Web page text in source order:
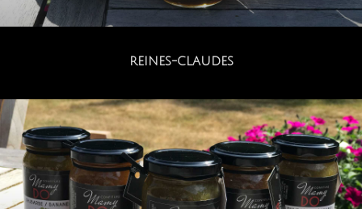
REINES-CLAUDES